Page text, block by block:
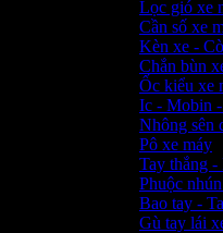
Lọc gió xe
Cần số xe
Kèn xe -
Chắn bùn
Ốc kiểu xe
Ic - Mobin
Nhông sên
Pô xe máy
Tay thắng -
Phuộc
Bao tay -
Gù tay lái